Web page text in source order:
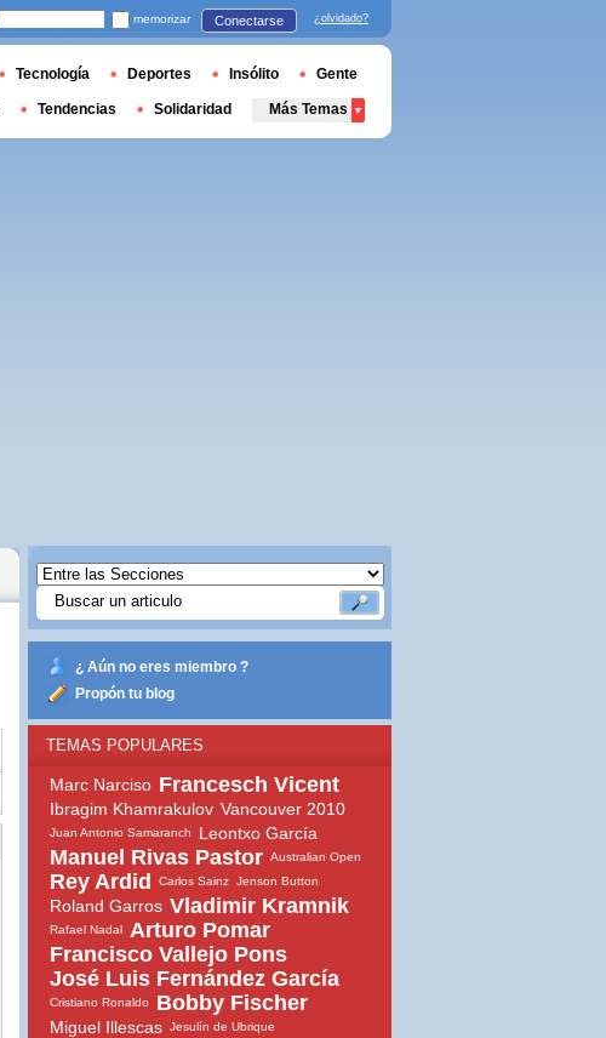
¿ Aún no eres miembro ?
Propón tu blog
TEMAS POPULARES
Marc Narciso Francesch Vicent
Ibragim Khamrakulov Vancouver 2010
Juan Antonio Samaranch Leontxo García
Manuel Rivas Pastor Australian Open
Rey Ardid Carlos Sainz Jenson Button
Roland Garros Vladimir Kramnik
Rafael Nadal Arturo Pomar
Francisco Vallejo Pons
José Luis Fernández García
Cristiano Ronaldo Bobby Fischer
Miguel Illescas Jesulín de Ubrique
memorizar Conectarse ¿olvidado?
Tecnología Deportes Insólito Gente
Tendencias Solidaridad Más Temas